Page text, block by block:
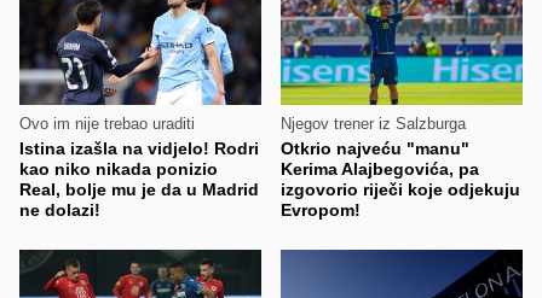
Ovo im nije trebao uraditi
Istina izašla na vidjelo! Rodri
kao niko nikada ponizio
Real, bolje mu je da u Madrid
ne dolazi!
Njegov trener iz Salzburga
Otkrio najveću "manu"
Kerima Alajbegovića, pa
izgovorio riječi koje odjekuju
Evropom!